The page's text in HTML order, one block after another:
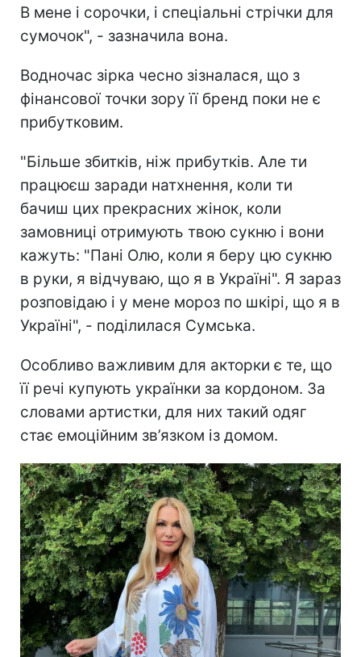
В мене і сорочки, і спеціальні стрічки для
сумочок", - зазначила вона.
Водночас зірка чесно зізналася, що з
фінансової точки зору її бренд поки не є
прибутковим.
"Більше збитків, ніж прибутків. Але ти
працюєш заради натхнення, коли ти
бачиш цих прекрасних жінок, коли
замовниці отримують твою сукню і вони
кажуть: "Пані Олю, коли я беру цю сукню
в руки, я відчуваю, що я в Україні". Я зараз
розповідаю і у мене мороз по шкірі, що я в
Україні", - поділилася Сумська.
Особливо важливим для акторки є те, що
її речі купують українки за кордоном. За
словами артистки, для них такий одяг
стає емоційним зв’язком із домом.